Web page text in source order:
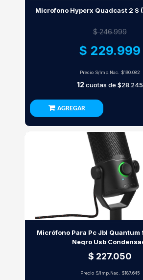
Microfono Hyperx Quadcast 2 S
$ 246.999
$ 229.999
Precio S/Imp.Nac. $190.082
12cuotas de $28.245
AGREGAR
Micrófono Para Pc Jbl Quantum
Negro Usb
$ 227.050
Precio S/Imp.Nac. $187.645